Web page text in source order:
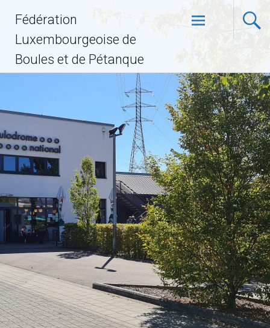
Fédération
Luxembourgeoise de
Boules et de Pétanque